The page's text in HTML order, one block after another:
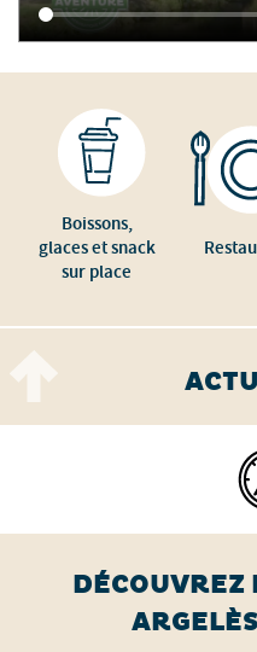
Boissons,
glaces et snack
sur place
DÉCOUVREZ